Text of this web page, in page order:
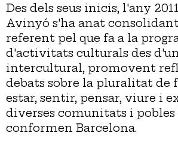
Des dels seus inicis, l'any
Avinyó s'ha anat
referent pel que fa a la
d'activitats culturals des
intercultural, promovent
debats sobre la pluralitat de
estar, sentir, pensar, viure i
diverses comunitats i pobles
conformen Barcelona.